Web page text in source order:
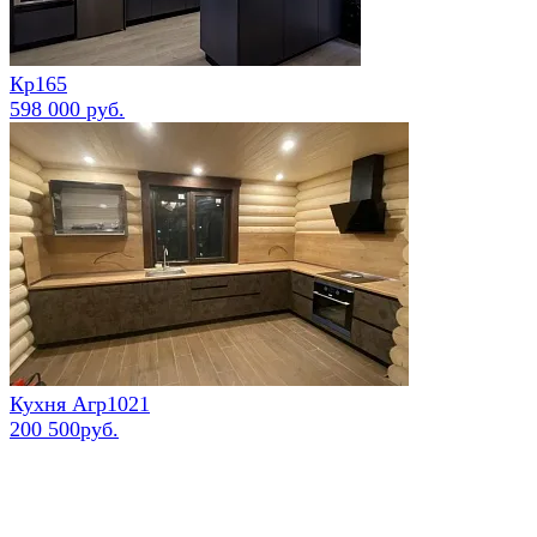
Кр165
598 000 руб.
Кухня Агр1021
200 500руб.